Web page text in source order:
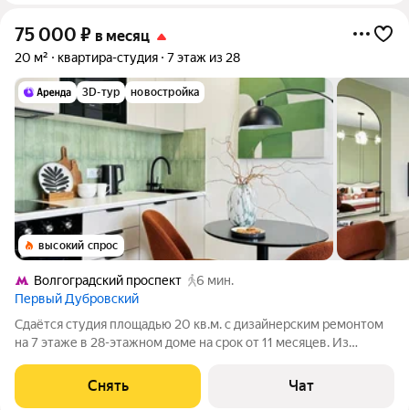
75 000 ₽ в месяц
20 м² квартира-студия 7 этаж из 28
3D-тур новостройка
высокий спрос
Волгоградский проспект
6 мин.
Первый Дубровский
Сдаётся студия площадью 20 кв.м. с дизайнерским ремонтом
на 7 этаже в 28-этажном доме на срок от 11 месяцев. Из
Телевизор Smart TV с 4-K разрешением Встроенный
холодильник NO FROST с зоной
Снять Чат